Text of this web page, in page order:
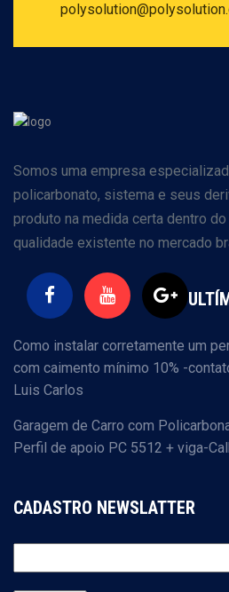
Somos uma empresa
policarbonato, sistema e seus
produto na medida certa dentro
qualidade existente no mercado
Como instalar corretamente um
com caimento mínimo 10% -
Luis Carlos
Garagem de Carro com
Perfil de apoio PC 5512 + viga-
CADASTRO NEWSLATTER